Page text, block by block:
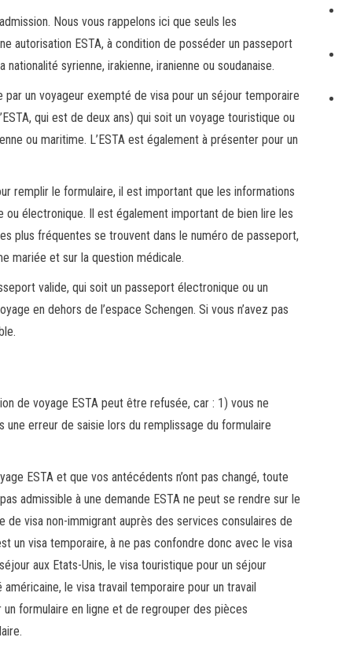
Nous vous rappelons ici que seuls les
autorisation ESTA, à condition de posséder un passeport
syrienne, irakienne, iranienne ou soudanaise.
par un voyageur exempté de visa pour un séjour temporaire
qui est de deux ans) qui soit un voyage touristique ou
ou maritime. L’ESTA est également à présenter pour un
remplir le formulaire, il est important que les informations
électronique. Il est également important de bien lire les
plus fréquentes se trouvent dans le numéro de passeport,
mariée et sur la question médicale.
valide, qui soit un passeport électronique ou un
en dehors de l’espace Schengen. Si vous n’avez pas
de voyage ESTA peut être refusée, car : 1) vous ne
erreur de saisie lors du remplissage du formulaire
ESTA et que vos antécédents n’ont pas changé, toute
admissible à une demande ESTA ne peut se rendre sur le
visa non-immigrant auprès des services consulaires de
un visa temporaire, à ne pas confondre donc avec le visa
aux Etats-Unis, le visa touristique pour un séjour
le visa travail temporaire pour un travail
formulaire en ligne et de regrouper des pièces